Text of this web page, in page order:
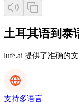
土耳其语到泰
lufe.ai 提供了准确的
支持多语言